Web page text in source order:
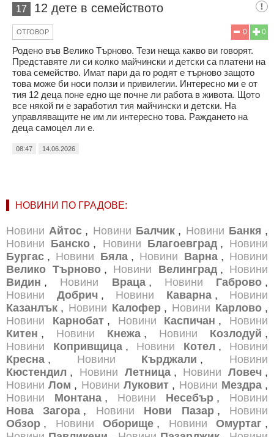
17 12 дете в семейството
0
0
ОТГОВОР
Родено във Велико Търново. Тези неща какво ви говорят.
Представяте ли си колко майчински и детски са платени на
това семейство. Имат пари да го родят е търново защото
това може би носи ползи и привилегии. Интересно ми е от
тия 12 деца поне едно ще почне ли работа в живота. Щото
все някой ги е заработил тия майчински и детски. На
управляващите не им ли интересно това. Раждането на
деца самоцел ли е.
08:47 14.06.2026
НОВИНИ ПО ГРАДОВЕ:
Новини Айтос , Новини Балчик , Новини Банкя ,
Новини Банско , Новини Благоевград , Новини
Бургас , Новини Бяла , Новини Варна , Новини
Велико Търново , Новини Велинград , Новини
Видин , Новини Враца , Новини Габрово ,
Новини
Добрич , Новини Каварна , Новини
Казанлък , Новини Калофер , Новини Карлово ,
Новини
Карнобат , Новини Каспичан , Новини
Китен , Новини Кнежа , Новини Козлодуй ,
Новини
Копривщица , Новини Котел , Новини
Кресна , Новини Кърджали , Новини
Кюстендил , Новини Летница , Новини Ловеч ,
Новини Лом , Новини Луковит , Новини Мездра ,
Новини
Монтана , Новини Несебър , Новини
Нова Загора , Новини Нови Пазар , Новини
Обзор , Новини Оборище , Новини Омуртаг ,